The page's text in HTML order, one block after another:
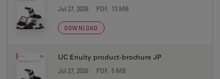
Jul 27, 2026 PDF, 13 MB
DOWNLOAD
UC Enuity product-brochure JP
Jul 27, 2026 PDF, 5 MB